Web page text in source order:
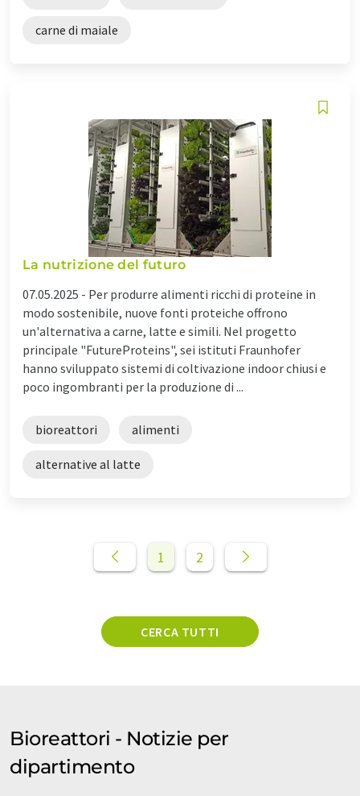
carne di maiale
La nutrizione del futuro
07.05.2025 - Per produrre alimenti ricchi di proteine in
modo sostenibile, nuove fonti proteiche offrono
un'alternativa a carne, latte e simili. Nel progetto
principale "FutureProteins", sei istituti Fraunhofer
hanno sviluppato sistemi di coltivazione indoor chiusi e
poco ingombranti per la produzione di ...
bioreattori alimenti
alternative al latte
1 2
CERCA TUTTI
Bioreattori - Notizie per
dipartimento